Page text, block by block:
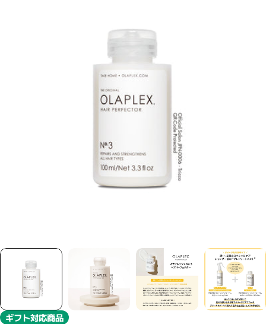
ーダルで0のメディアを開く
ギフト対応商品